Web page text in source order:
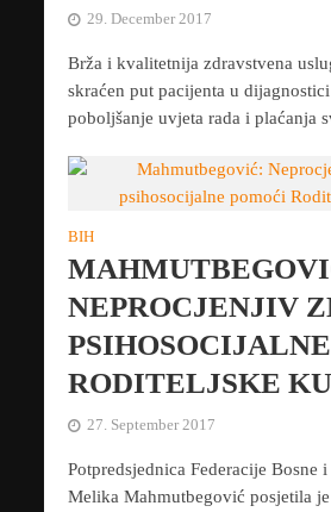
29. December 2017
Brža i kvalitetnija zdravstvena
skraćen put pacijenta u
poboljšanje uvjeta rada i plaćanja
BIH
NEPROCJENJIV
RODITELJSKE
27. September 2017
Potpredsjednica Federacije Bosne
Melika Mahmutbegović posjetila